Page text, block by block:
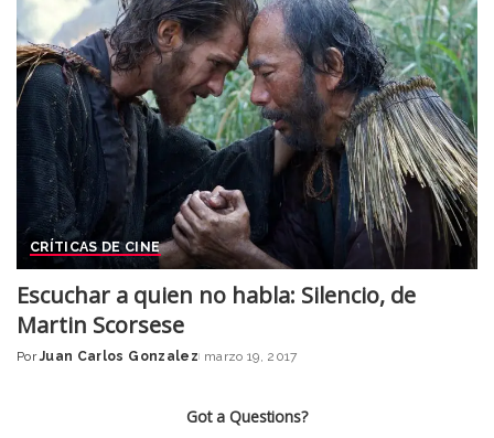
CRÍTICAS DE CINE
Escuchar a quien no habla: Silencio, de
Martin Scorsese
Posted
Por Juan Carlos Gonzalez marzo 19, 2017
Got a Questions?